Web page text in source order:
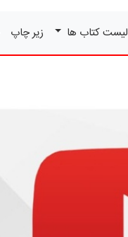
لیست کتاب ها زیر چاپ